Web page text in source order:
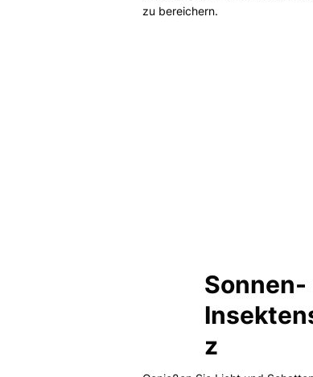
zu bereichern.
Sonnen-
z